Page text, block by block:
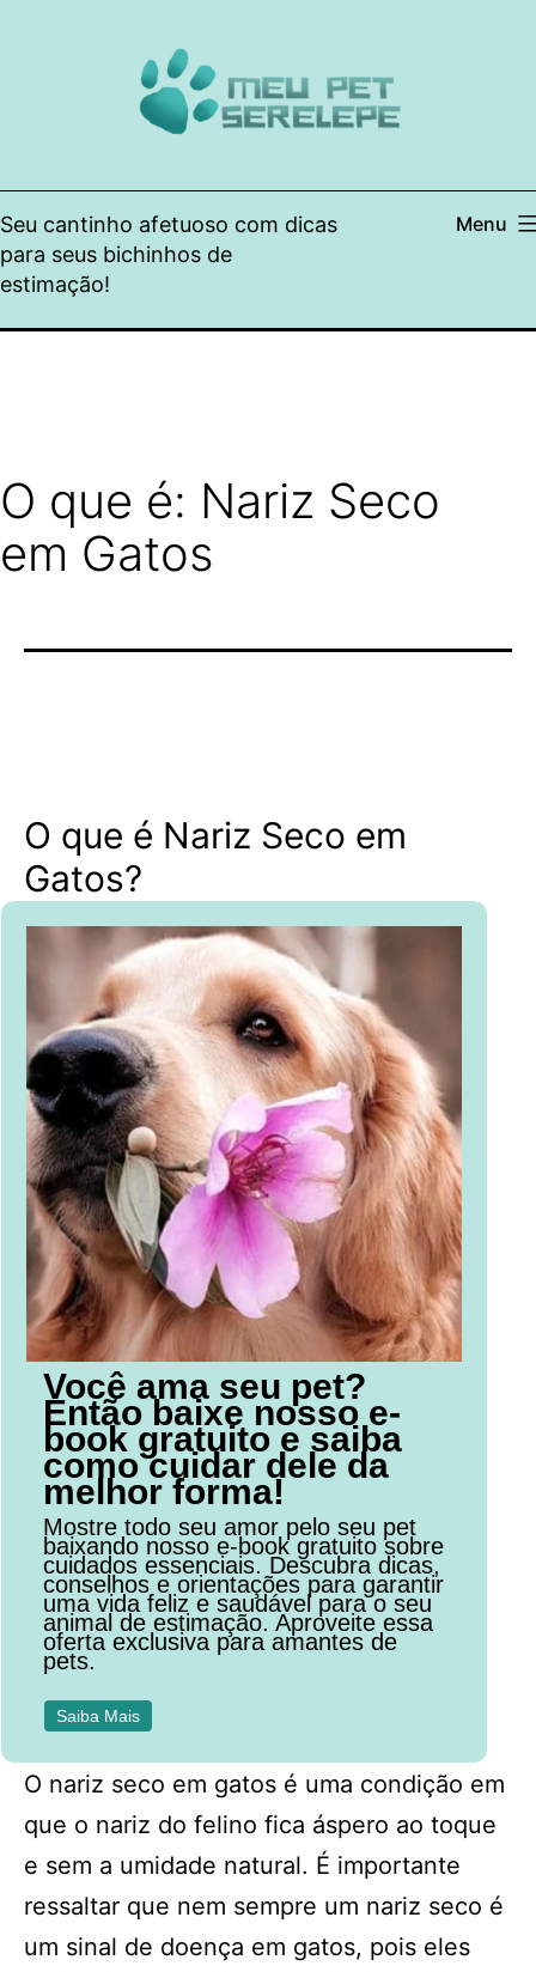
Seu cantinho afetuoso com dicas
para seus bichinhos de
estimação!
Menu
O que é: Nariz Seco
em Gatos
O que é Nariz Seco em
Gatos?
Você ama seu pet?
Então baixe nosso e-
book gratuito e saiba
como cuidar dele da
melhor forma!
Mostre todo seu amor pelo seu pet
baixando nosso e-book gratuito sobre
cuidados essenciais. Descubra dicas,
conselhos e orientações para garantir
uma vida feliz e saudável para o seu
animal de estimação. Aproveite essa
oferta exclusiva para amantes de
pets.
Saiba Mais
O nariz seco em gatos é uma condição em
que o nariz do felino fica áspero ao toque
e sem a umidade natural. É importante
ressaltar que nem sempre um nariz seco é
um sinal de doença em gatos, pois eles